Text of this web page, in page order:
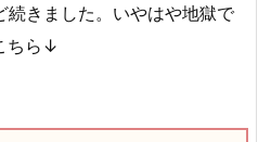
続きました。いやはや地獄で
ちら↓